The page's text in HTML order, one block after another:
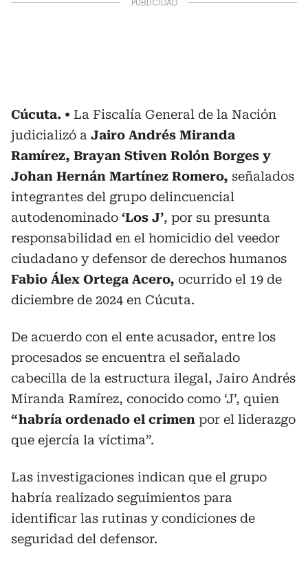
Cúcuta.
La Fiscalía General de la Nación
judicializó a Jairo Andrés Miranda
Ramírez, Brayan Stiven Rolón Borges y
Johan Hernán Martínez Romero, señalados
integrantes del grupo delincuencial
autodenominado ‘Los J’, por su presunta
responsabilidad en el homicidio del veedor
ciudadano y defensor de derechos humanos
Fabio Álex Ortega Acero, ocurrido el 19 de
diciembre de 2024 en Cúcuta.
De acuerdo con el ente acusador, entre los
procesados se encuentra el señalado
cabecilla de la estructura ilegal, Jairo Andrés
Miranda Ramírez, conocido como ‘J’, quien
“habría ordenado el crimen por el liderazgo
que ejercía la víctima”.
Las investigaciones indican que el grupo
habría realizado seguimientos para
identificar las rutinas y condiciones de
seguridad del defensor.